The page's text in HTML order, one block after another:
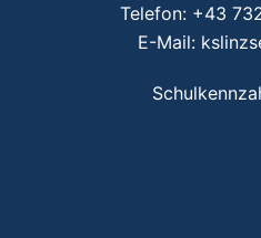
Telefon: +43
E-Mail: